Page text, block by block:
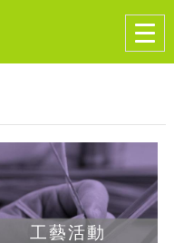
工藝活動